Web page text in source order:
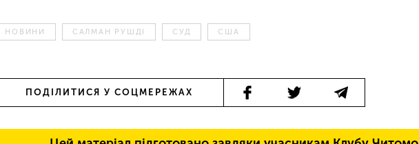
НОВИНИ САЛМАН РУШДІ СУД США
ПОДІЛИТИСЯ У СОЦМЕРЕЖАХ